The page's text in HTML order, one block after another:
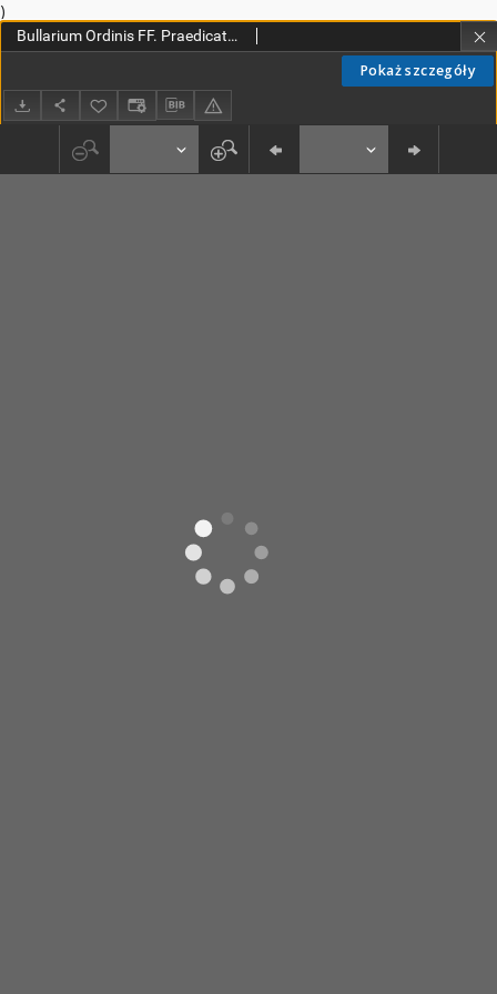
)
Pokaż szczegóły
Bullarium Ordinis FF. Praedicatorum : sub auspiciis SS. D.N.D. Benedicti XIV P. M., [...]. T. 8, Praedictum Tractatum, Supplementa duo, & varios Indices complectens